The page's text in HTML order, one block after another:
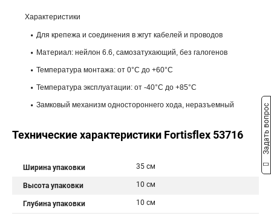
Характеристики
Для крепежа и соединения в жгут кабелей и проводов
Материал: нейлон 6.6, самозатухающий, без галогенов
Температура монтажа: от 0°С до +60°С
Температура эксплуатации: от -40°С до +85°С
Замковый механизм одностороннего хода, неразъемный
Технические характеристики Fortisflex 53716
Ширина упаковки 35 см
Высота упаковки 10 см
Глубина упаковки 10 см
Задать вопрос